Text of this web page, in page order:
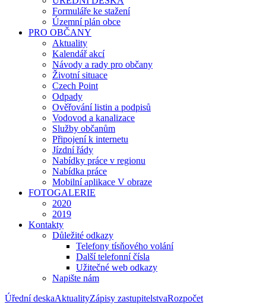
Formuláře ke stažení
Územní plán obce
PRO OBČANY
Aktuality
Kalendář akcí
Návody a rady pro občany
Životní situace
Czech Point
Odpady
Ověřování listin a podpisů
Vodovod a kanalizace
Služby občanům
Připojení k internetu
Jízdní řády
Nabídky práce v regionu
Nabídka práce
Mobilní aplikace V obraze
FOTOGALERIE
2020
2019
Kontakty
Důležité odkazy
Telefony tísňového volání
Další telefonní čísla
Užitečné web odkazy
Napište nám
Úřední deskaAktualityZápisy zastupitelstvaRozpočet